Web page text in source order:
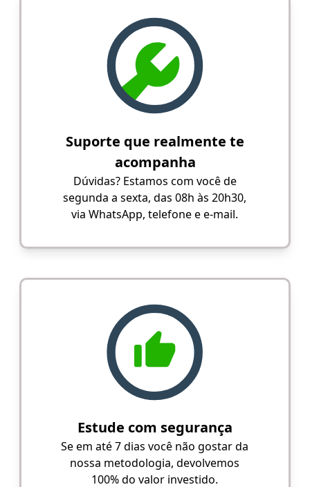
Suporte que realmente te
acompanha
Dúvidas? Estamos com você de
segunda a sexta, das 08h às 20h30,
via WhatsApp, telefone e e-mail.
Estude com segurança
Se em até 7 dias você não gostar da
nossa metodologia, devolvemos
100% do valor investido.